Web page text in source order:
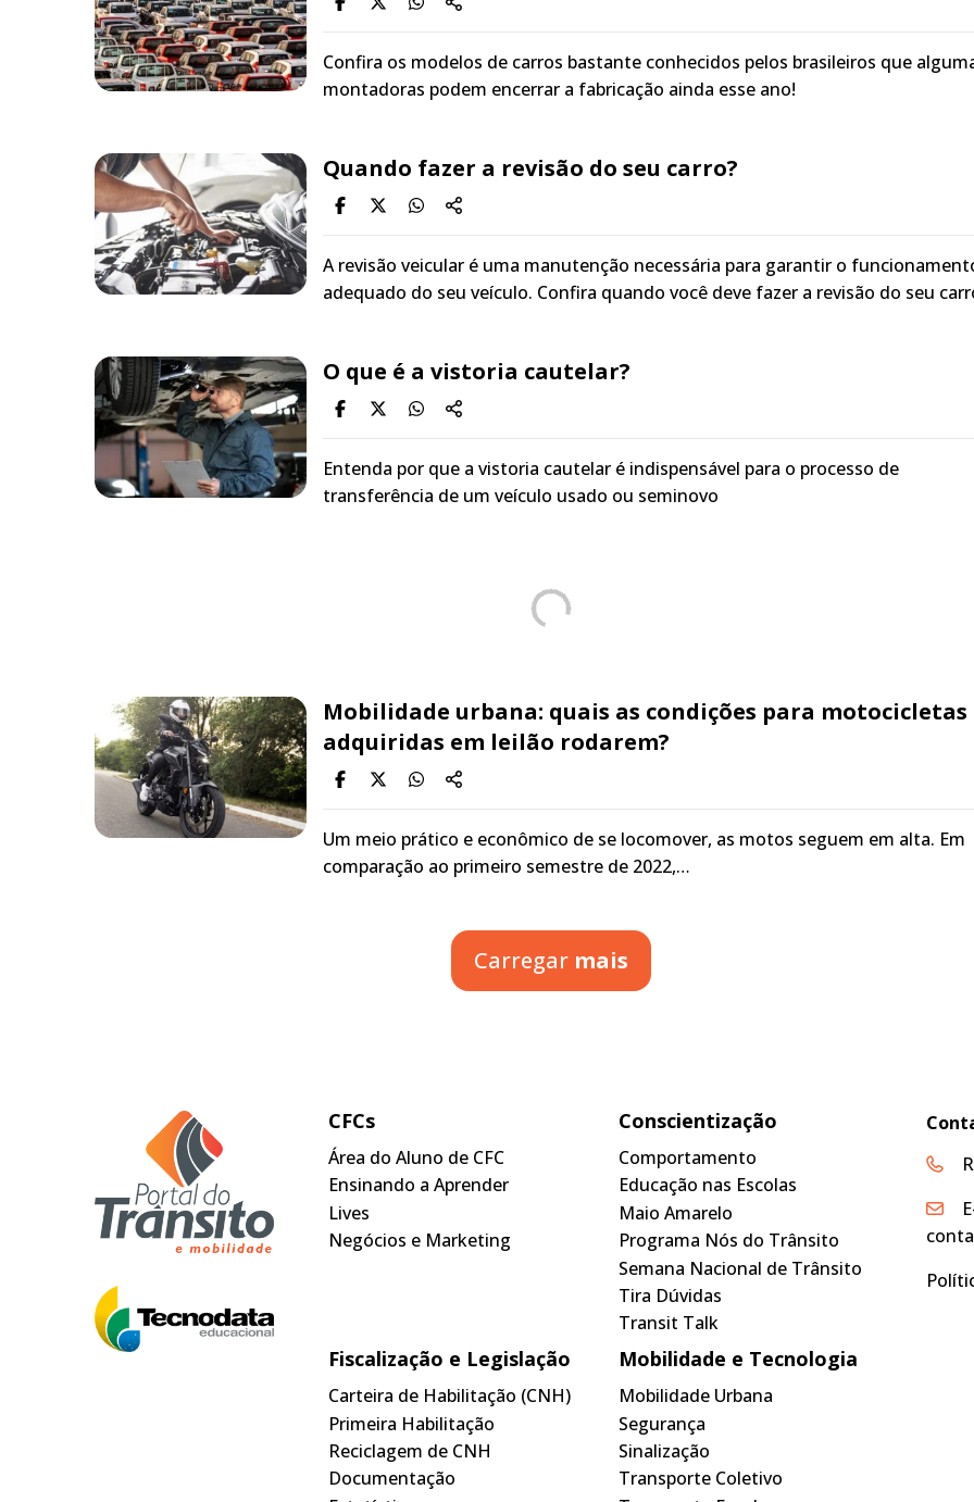
Confira os modelos de carros bastante conhecidos pelos brasileiros que
montadoras podem encerrar a fabricação ainda esse ano!
Quando fazer a revisão do seu carro?
A revisão veicular é uma manutenção necessária para garantir o
adequado do seu veículo. Confira quando você deve fazer a revisão do seu
O que é a vistoria cautelar?
Entenda por que a vistoria cautelar é indispensável para o processo de
transferência de um veículo usado ou seminovo
Mobilidade urbana: quais as condições para motocicletas
adquiridas em leilão rodarem?
Um meio prático e econômico de se locomover, as motos seguem em alta. Em
comparação ao primeiro semestre de 2022,…
Carregar mais
CFCs
Área do Aluno de CFC
Ensinando a Aprender
Lives
Negócios e Marketing
Conscientização
Comportamento
Educação nas Escolas
Maio Amarelo
Programa Nós do Trânsito
Semana Nacional de Trânsito
Tira Dúvidas
Transit Talk
Fiscalização e Legislação
Carteira de Habilitação (CNH)
Primeira Habilitação
Reciclagem de CNH
Documentação
Mobilidade e Tecnologia
Mobilidade Urbana
Segurança
Sinalização
Transporte Coletivo